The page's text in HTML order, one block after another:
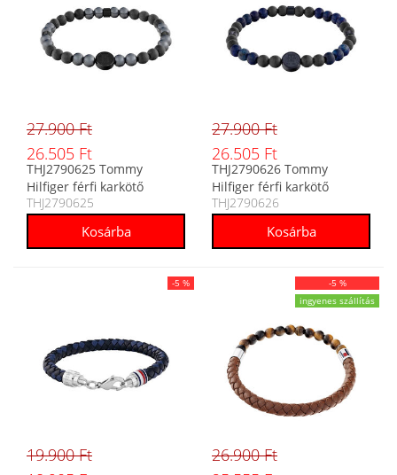
27.900 Ft
26.505 Ft
THJ2790625 Tommy
Hilfiger férfi karkötő
THJ2790625
27.900 Ft
26.505 Ft
THJ2790626 Tommy
Hilfiger férfi karkötő
THJ2790626
-5 %
19.900 Ft
-5 %
ingyenes szállítás
26.900 Ft